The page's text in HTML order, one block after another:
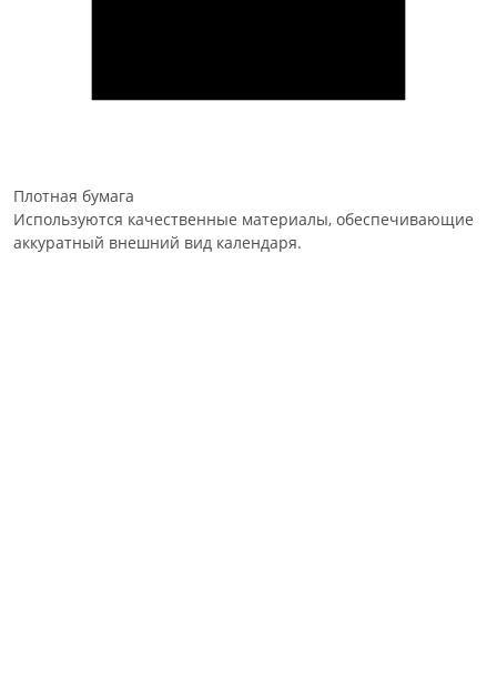
Плотная бумага
Используются качественные материалы, обеспечивающие
аккуратный внешний вид календаря.